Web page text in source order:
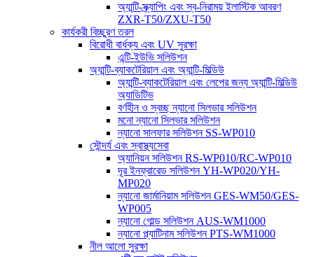
অ্যান্টি-স্ক্র্যাপিং এবং স্ব-নিরাময় ইলাস্টিক আবরণ
ZXR-T50/ZXU-T50
কার্যকরী বিচ্ছুরণ তরল
বিরোধী বার্ধক্য এবং UV সুরক্ষা
এন্টি-ইউভি সলিউশন
অ্যান্টি-ব্যাকটেরিয়াল এবং অ্যান্টি-মিল্ডিউ
অ্যান্টি-ব্যাকটেরিয়াল এবং লেপের জন্য অ্যান্টি-মিল্ডিউ
অ্যাডিটিভ
বর্ণহীন ও স্বচ্ছ ন্যানো সিলভার সলিউশন
মনো ন্যানো সিলভার সলিউশন
ন্যানো সালফার সলিউশন SS-WP010
সৌন্দর্য এবং স্বাস্থ্যসেবা
অ্যানিয়ন সলিউশন RS-WP010/RC-WP010
দূর ইনফ্রারেড সলিউশন YH-WP020/YH-
MP020
ন্যানো জার্মানিয়াম সলিউশন GES-WM50/GES-
WP005
ন্যানো গোল্ড সলিউশন AUS-WM1000
ন্যানো প্ল্যাটিনাম সলিউশন PTS-WM1000
নীল আলো সুরক্ষা